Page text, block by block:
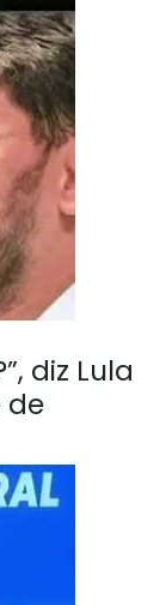
diz Lula
de